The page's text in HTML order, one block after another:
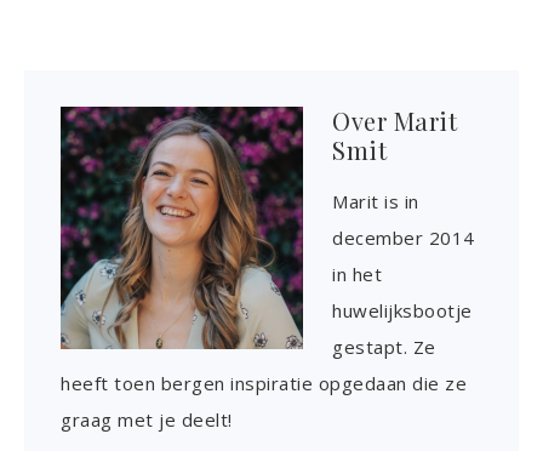
Over Marit
Smit
Marit is in
december 2014
in het
huwelijksbootje
gestapt. Ze
heeft toen bergen inspiratie opgedaan die ze
graag met je deelt!